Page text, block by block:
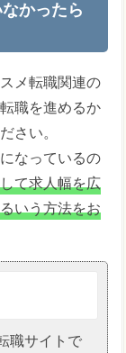
かったら
メ転職関連の
職を進めるか
さい。
なっているの
て求人幅を広
いう方法をお
職サイトで